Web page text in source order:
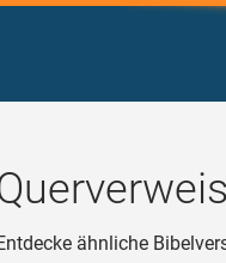
ähnliche